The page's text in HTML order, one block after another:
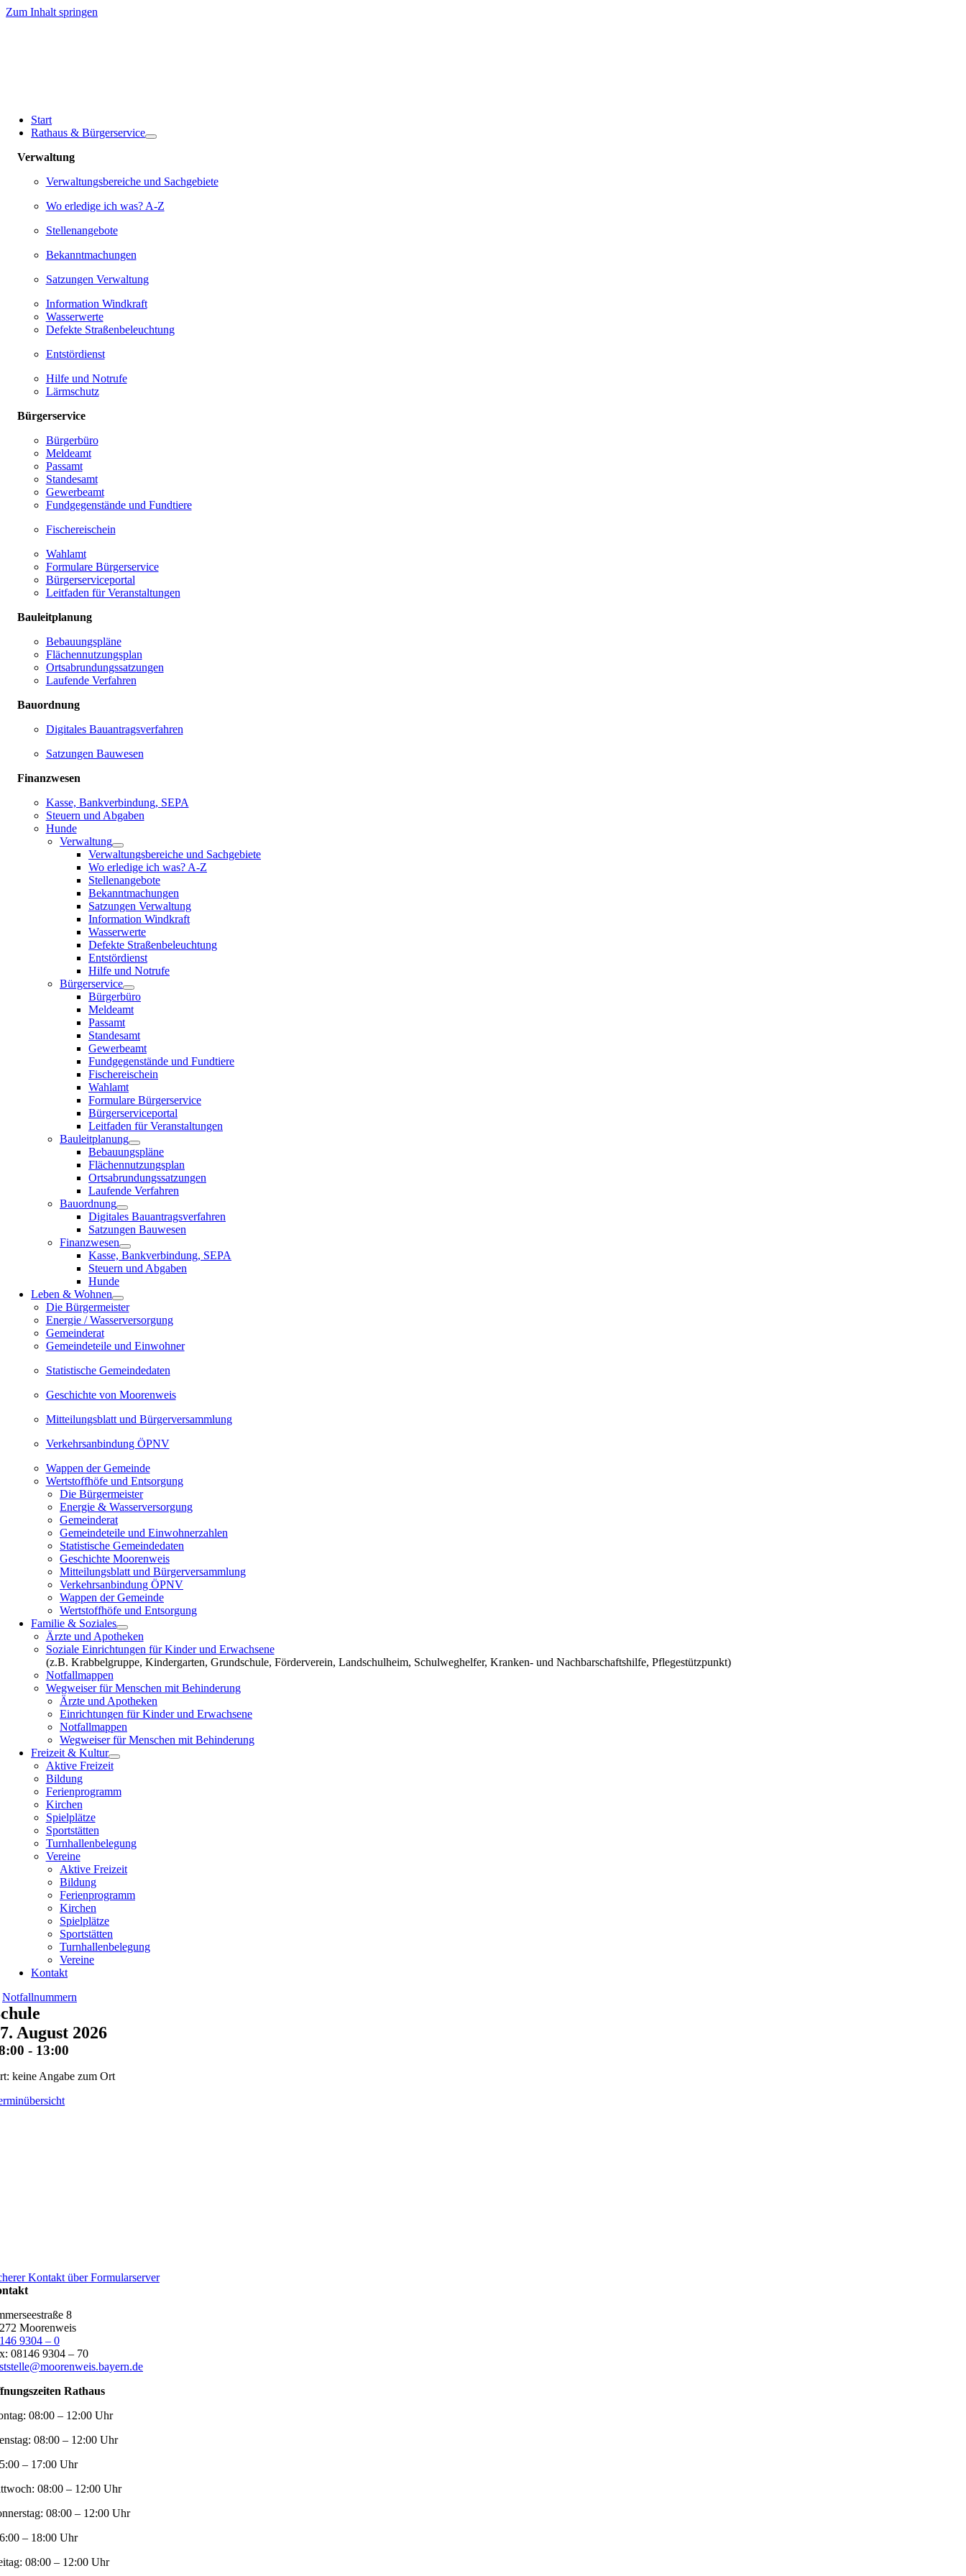
Zum Inhalt springen
Start
Rathaus & Bürgerservice
Verwaltung
Verwaltungsbereiche und Sachgebiete
Wo erledige ich was? A-Z
Stellenangebote
Bekanntmachungen
Satzungen Verwaltung
Information Windkraft
Wasserwerte
Defekte Straßenbeleuchtung
Entstördienst
Hilfe und Notrufe
Lärmschutz
Bürgerservice
Bürgerbüro
Meldeamt
Passamt
Standesamt
Gewerbeamt
Fundgegenstände und Fundtiere
Fischereischein
Wahlamt
Formulare Bürgerservice
Bürgerserviceportal
Leitfaden für Veranstaltungen
Bauleitplanung
Bebauungspläne
Flächennutzungsplan
Ortsabrundungssatzungen
Laufende Verfahren
Bauordnung
Digitales Bauantragsverfahren
Satzungen Bauwesen
Finanzwesen
Kasse, Bankverbindung, SEPA
Steuern und Abgaben
Hunde
Verwaltung
Verwaltungsbereiche und Sachgebiete
Wo erledige ich was? A-Z
Stellenangebote
Bekanntmachungen
Satzungen Verwaltung
Information Windkraft
Wasserwerte
Defekte Straßenbeleuchtung
Entstördienst
Hilfe und Notrufe
Bürgerservice
Bürgerbüro
Meldeamt
Passamt
Standesamt
Gewerbeamt
Fundgegenstände und Fundtiere
Fischereischein
Wahlamt
Formulare Bürgerservice
Bürgerserviceportal
Leitfaden für Veranstaltungen
Bauleitplanung
Bebauungspläne
Flächennutzungsplan
Ortsabrundungssatzungen
Laufende Verfahren
Bauordnung
Digitales Bauantragsverfahren
Satzungen Bauwesen
Finanzwesen
Kasse, Bankverbindung, SEPA
Steuern und Abgaben
Hunde
Leben & Wohnen
Die Bürgermeister
Energie / Wasserversorgung
Gemeinderat
Gemeindeteile und Einwohner
Statistische Gemeindedaten
Geschichte von Moorenweis
Mitteilungsblatt und Bürgerversammlung
Verkehrsanbindung ÖPNV
Wappen der Gemeinde
Wertstoffhöfe und Entsorgung
Die Bürgermeister
Energie & Wasserversorgung
Gemeinderat
Gemeindeteile und Einwohnerzahlen
Statistische Gemeindedaten
Geschichte Moorenweis
Mitteilungsblatt und Bürgerversammlung
Verkehrsanbindung ÖPNV
Wappen der Gemeinde
Wertstoffhöfe und Entsorgung
Familie & Soziales
Ärzte und Apotheken
Soziale Einrichtungen für Kinder und Erwachsene
(z.B. Krabbelgruppe, Kindergarten, Grundschule, Förderverein, Landschulheim, Schulweghelfer, Kranken- und Nachbarschaftshilfe, Pflegestützpunkt)
Notfallmappen
Wegweiser für Menschen mit Behinderung
Ärzte und Apotheken
Einrichtungen für Kinder und Erwachsene
Notfallmappen
Wegweiser für Menschen mit Behinderung
Freizeit & Kultur
Aktive Freizeit
Bildung
Ferienprogramm
Kirchen
Spielplätze
Sportstätten
Turnhallenbelegung
Vereine
Aktive Freizeit
Bildung
Ferienprogramm
Kirchen
Spielplätze
Sportstätten
Turnhallenbelegung
Vereine
Kontakt
Notfallnummern
August 2026
- 13:00
keine Angabe zum Ort
Kontakt über Formularserver
8
Moorenweis
9304 – 0
08146 9304 – 70
Rathaus
08:00 – 12:00 Uhr
08:00 – 12:00 Uhr
– 17:00 Uhr
08:00 – 12:00 Uhr
08:00 – 12:00 Uhr
– 18:00 Uhr
08:00 – 12:00 Uhr